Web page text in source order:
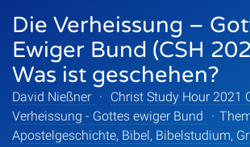
Die Verheissung –
Ewiger Bund (CSH
Was ist geschehen?
David Nießner ·
Christ Study Hour 2021
Verheissung - Gottes ewiger Bund
·
Apostelgeschichte, Bibel, Bibelstudium,